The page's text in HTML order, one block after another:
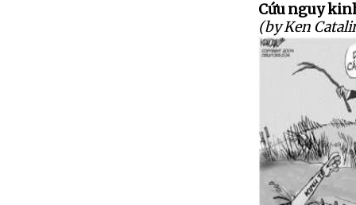
Cứu nguy
(by Ken